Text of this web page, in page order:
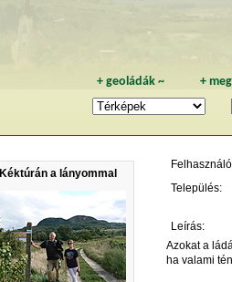
+geoládák ~ +
Kéktúrán a lányommal
Település:
Leírás:
Azokat a
ha valami